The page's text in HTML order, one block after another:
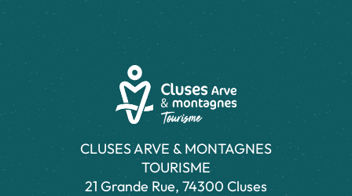
CLUSES ARVE & MONTAGNES
TOURISME
21 Grande Rue, 74300 Cluses